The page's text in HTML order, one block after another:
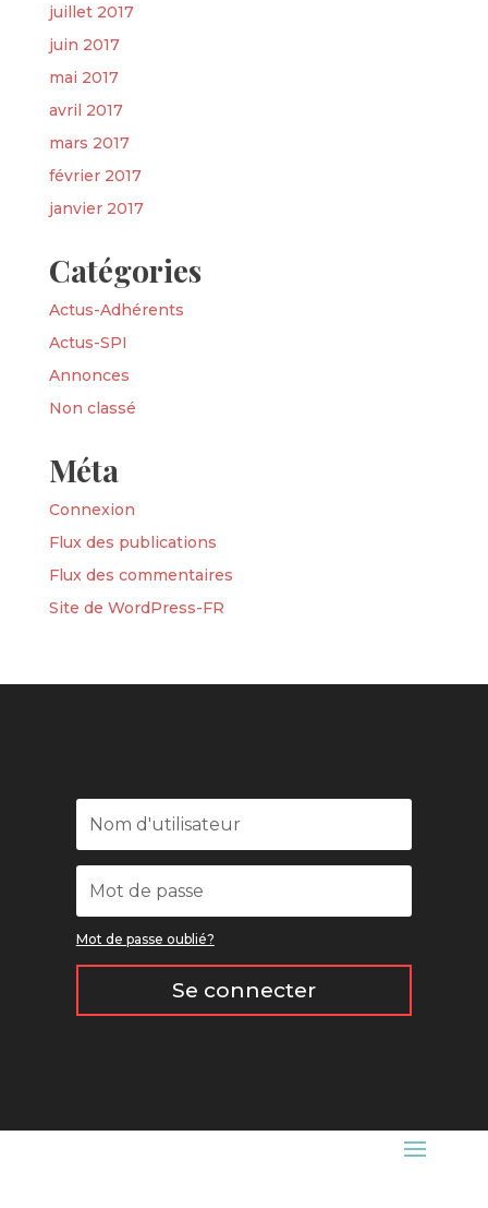
juillet 2017
juin 2017
mai 2017
avril 2017
mars 2017
février 2017
janvier 2017
Catégories
Actus-Adhérents
Actus-SPI
Annonces
Non classé
Méta
Connexion
Flux des publications
Flux des commentaires
Site de WordPress-FR
Mot de passe oublié?
Se connecter